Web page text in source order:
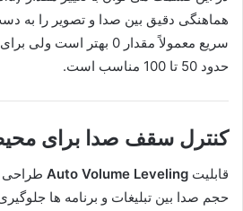
هماهنگی دقیق بین صدا و تصویر را به
سریع معمولاً مقدار 0 بهتر
حدود 50 تا 100 مناسب است.
کنترل سقف صدا برای
قابلیت Auto Volume Leveling طراحی
حجم صدا بین تبلیغات و برنامه ها